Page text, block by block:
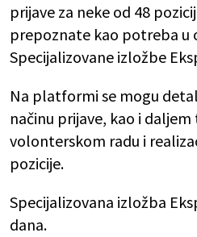
prijave za neke od 48
prepoznate kao potreba u
Specijalizovane izložbe
Na platformi se mogu
načinu prijave, kao i
volonterskom radu i
pozicije.
Specijalizovana izložba
dana.